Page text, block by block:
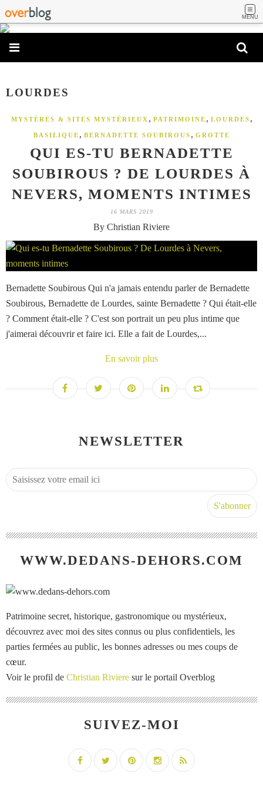
MENU
LOURDES
MYSTÈRES & SITES MYSTÉRIEUX , PATRIMOINE , LOURDES ,
BASILIQUE , BERNADETTE SOUBIROUS , GROTTE
QUI ES-TU BERNADETTE
SOUBIROUS ? DE LOURDES À
NEVERS, MOMENTS INTIMES
16 MARS 2019
By Christian Riviere
Bernadette Soubirous Qui n'a jamais entendu parler de Bernadette
Soubirous, Bernadette de Lourdes, sainte Bernadette ? Qui était-elle
? Comment était-elle ? C'est son portrait un peu plus intime que
j'aimerai découvrir et faire ici. Elle a fait de Lourdes,...
En savoir plus
NEWSLETTER
WWW.DEDANS-DEHORS.COM
Patrimoine secret, historique, gastronomique ou mystérieux,
découvrez avec moi des sites connus ou plus confidentiels, les
parties fermées au public, les bonnes adresses ou mes coups de
cœur.
Voir le profil de Christian Riviere sur le portail Overblog
SUIVEZ-MOI